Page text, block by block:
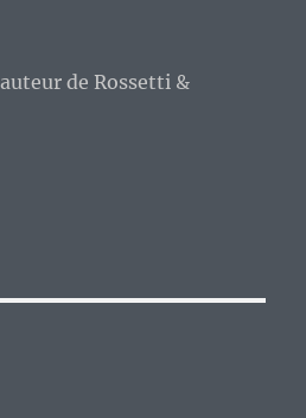
de Rossetti &